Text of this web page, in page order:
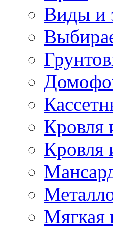
Виды и
Кровля
Кровля
Мягкая